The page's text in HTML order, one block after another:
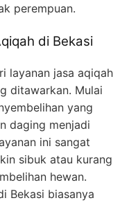
perempuan.
di Bekasi
layanan jasa aqiqah
ditawarkan. Mulai
yang
daging menjadi
ini sangat
sibuk atau kurang
hewan.
Bekasi biasanya